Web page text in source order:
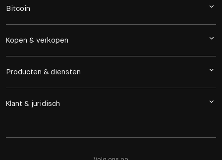
Bitcoin
Kopen & verkopen
Producten & diensten
Klant & juridisch